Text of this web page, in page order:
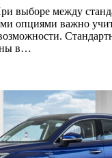
выборе между
опциями важно
в…